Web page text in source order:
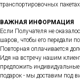
транспортировочных
ВАЖНАЯ ИНФОРМАЦИЯ
Если Получателя не
шаров, чтобы его передали
Повторная оплачивается
Идя на встречу нашим
предложить
подарок - мы доставим под